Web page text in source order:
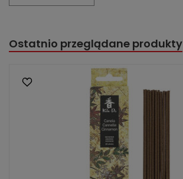
Ostatnio przeglądane produkty